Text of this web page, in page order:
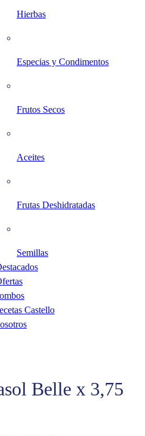
Hierbas
Especias y Condimentos
Frutos Secos
Aceites
Frutas Deshidratadas
Semillas
Castello
Belle x 3,75